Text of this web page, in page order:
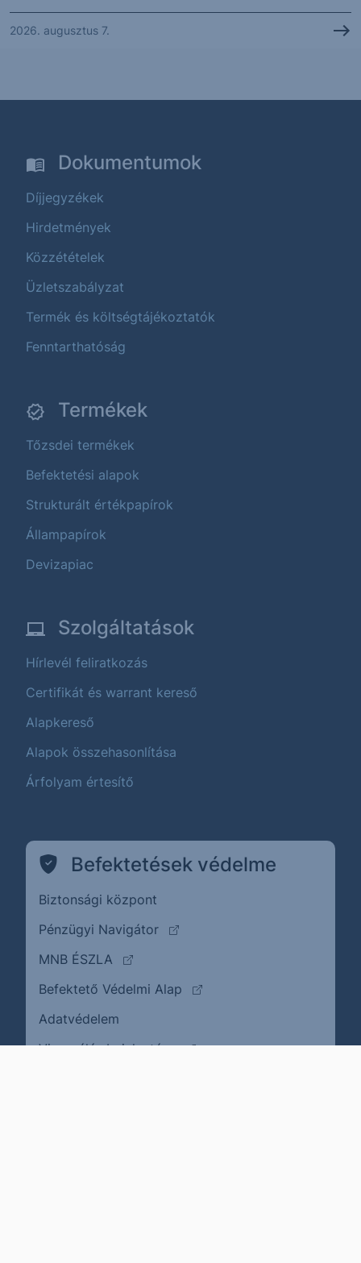
2026. augusztus 7.
Dokumentumok
Díjjegyzékek
Hirdetmények
Közzétételek
Üzletszabályzat
Termék és költségtájékoztatók
Fenntarthatóság
Termékek
Tőzsdei termékek
Befektetési alapok
Strukturált értékpapírok
Állampapírok
Devizapiac
Szolgáltatások
Hírlevél feliratkozás
Certifikát és warrant kereső
Alapkereső
Alapok összehasonlítása
Árfolyam értesítő
Befektetések védelme
Biztonsági központ
Pénzügyi Navigátor
(külső oldalra ugrik)
MNB ÉSZLA
(külső oldalra ugrik)
Befektető Védelmi Alap
(külső oldalra ugrik)
Adatvédelem
Visszaélés bejelentése(külső oldalra ugrik)